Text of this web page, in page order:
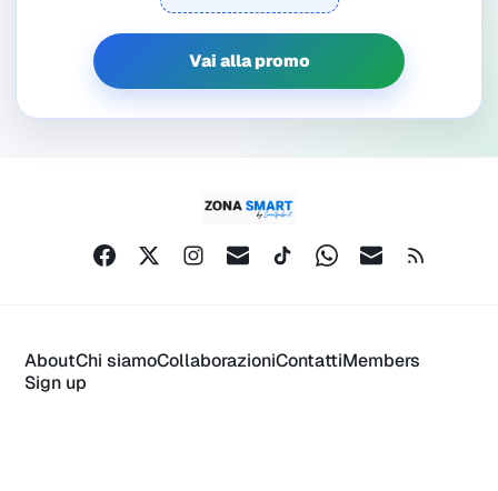
Vai alla promo
AboutChi siamoCollaborazioniContattiMembers
Sign up